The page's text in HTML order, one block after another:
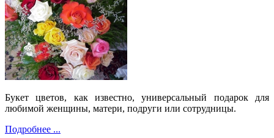
Букет цветов, как известно, универсальный подарок для
любимой женщины, матери, подруги или сотрудницы.
Подробнее ...